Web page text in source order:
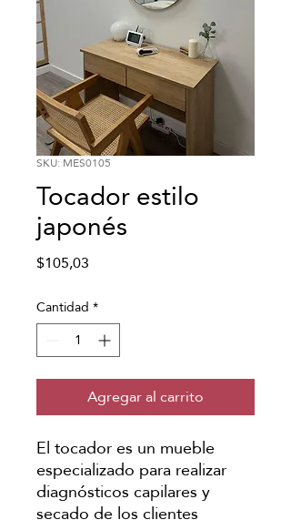
SKU: MES0105
Tocador estilo
japonés
$105,03
Cantidad*
Agregar al carrito
El tocador es un mueble
especializado para realizar
diagnósticos capilares y
secado de los clientes